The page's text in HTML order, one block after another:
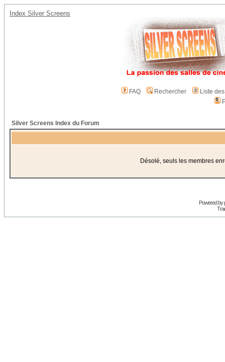
Index Silver Screens
FAQ Rechercher
Liste
Silver Screens Index du Forum
Désolé, seuls les membres
Powered by